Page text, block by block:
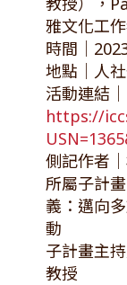
雅文化工作
時間｜
地點｜人
活動連結｜
https://
側記作者
所屬子計
義：邁向
動
子計畫主
教授